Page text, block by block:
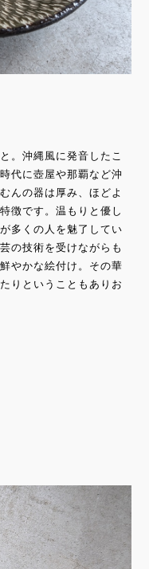
。沖縄風に発音したこ
代に壺屋や那覇など沖
んの器は厚み、ほどよ
徴です。温もりと優し
多くの人を魅了してい
の技術を受けながらも
やかな絵付け。その華
りということもありお